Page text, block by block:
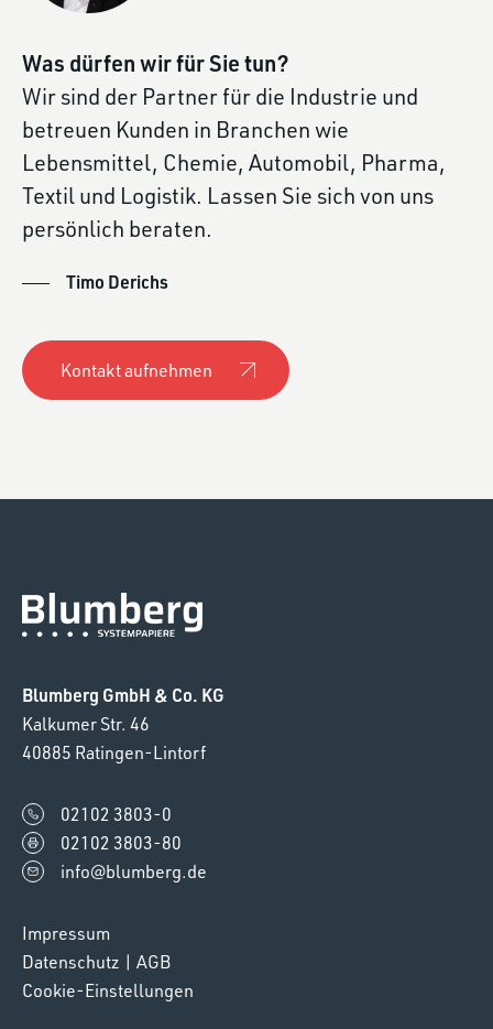
Was dürfen wir für Sie tun?
Wir sind der Partner für die Industrie und
betreuen Kunden in Branchen wie
Lebensmittel, Chemie, Automobil, Pharma,
Textil und Logistik. Lassen Sie sich von uns
persönlich beraten.
Timo Derichs
Kontakt aufnehmen
Blumberg GmbH & Co. KG
Kalkumer Str. 46
40885 Ratingen-Lintorf
02102 3803-0
02102 3803-80
info@blumberg.de
Impressum
Datenschutz | AGB
Cookie-Einstellungen